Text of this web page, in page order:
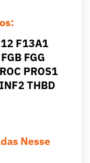
F13A1
FGG
PROS1
THBD
Nesse